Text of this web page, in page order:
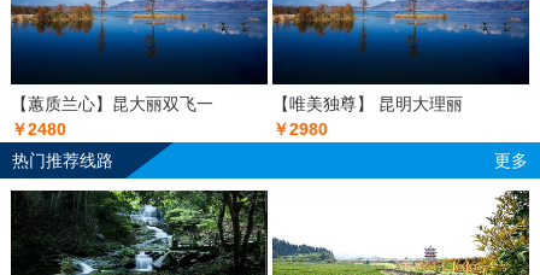
【蕙质兰心】昆大丽双飞一
￥2480
【唯美独尊】 昆明大理丽
￥2980
热门推荐线路
更多